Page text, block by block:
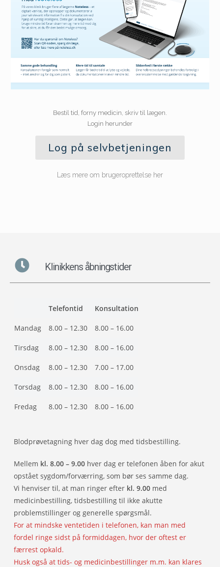
Bestil tid, forny medicin, skriv til lægen.
Login herunder
Log på selvbetjeningen
Læs mere om brugeroprettelse her
Klinikkens åbningstider
Telefontid Konsultation
Mandag 8.00 – 12.30 8.00 – 16.00
Tirsdag 8.00 – 12.30 8.00 – 16.00
Onsdag 8.00 – 12.30 7.00 – 17.00
Torsdag 8.00 – 12.30 8.00 – 16.00
Fredag 8.00 – 12.30 8.00 – 16.00
Blodprøvetagning hver dag dog med tidsbestilling.
Mellem kl. 8.00 – 9.00 hver dag er telefonen åben for akut
opstået sygdom/forværring, som bør ses samme dag.
Vi henviser til, at man ringer efter kl. 9.00 med
medicinbestilling, tidsbestilling til ikke akutte
problemstillinger og generelle spørgsmål.
For at mindske ventetiden i telefonen, kan man med
fordel ringe sidst på formiddagen, hvor der oftest er
færrest opkald.
Husk også at tids- og medicinbestillinger m.m. kan klares